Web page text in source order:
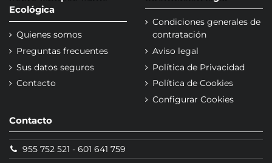
Ecológica
Quienes somos
Preguntas frecuentes
Sus datos seguros
Contacto
Condiciones generales de
contratación
Aviso legal
Política de Privacidad
Política de Cookies
Configurar Cookies
Contacto
955 752 521 -601 641 759